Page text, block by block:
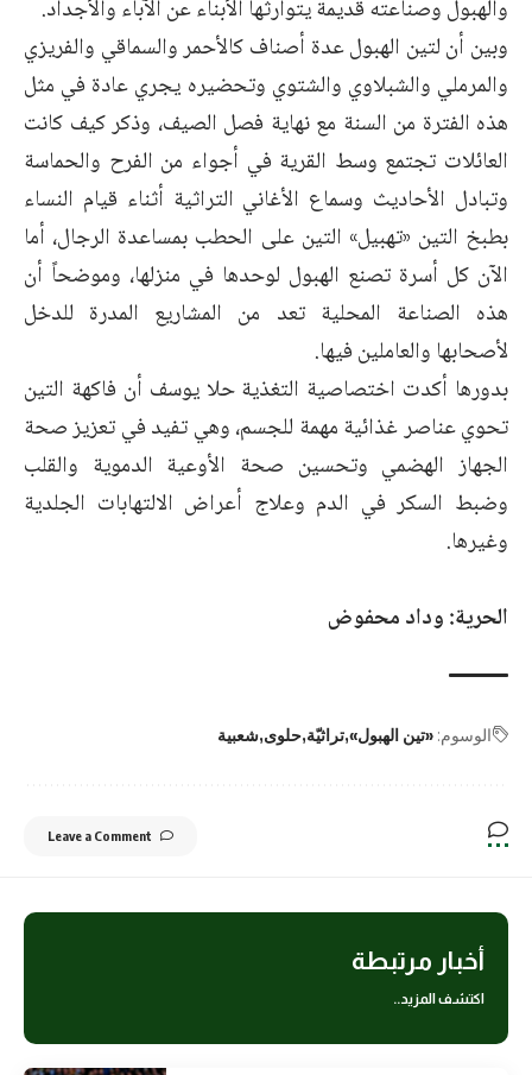
والهبول وصناعته قديمة يتوارثها الأبناء عن الآباء والأجداد.
وبين أن لتين الهبول عدة أصناف كالأحمر والسماقي والفريزي
والمرملي والشبلاوي والشتوي وتحضيره يجري عادة في مثل
هذه الفترة من السنة مع نهاية فصل الصيف، وذكر كيف كانت
العائلات تجتمع وسط القرية في أجواء من الفرح والحماسة
وتبادل الأحاديث وسماع الأغاني التراثية أثناء قيام النساء
بطبخ التين «تهبيل» التين على الحطب بمساعدة الرجال، أما
الآن كل أسرة تصنع الهبول لوحدها في منزلها، وموضحاً أن
هذه الصناعة المحلية تعد من المشاريع المدرة للدخل
لأصحابها والعاملين فيها.
بدورها أكدت اختصاصية التغذية حلا يوسف أن فاكهة التين
تحوي عناصر غذائية مهمة للجسم، وهي تفيد في تعزيز صحة
الجهاز الهضمي وتحسين صحة الأوعية الدموية والقلب
وضبط السكر في الدم وعلاج أعراض الالتهابات الجلدية
وغيرها.
الحرية: وداد محفوض
الوسوم: «تين الهبول» تراثيّة حلوى شعبية
Leave a Comment
أخبار مرتبطة
اكتشف المزيد..